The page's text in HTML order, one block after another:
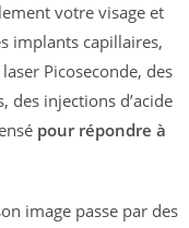
votre visage et
implants capillaires,
Picoseconde, des
injections d’acide
pour répondre à
image passe par des